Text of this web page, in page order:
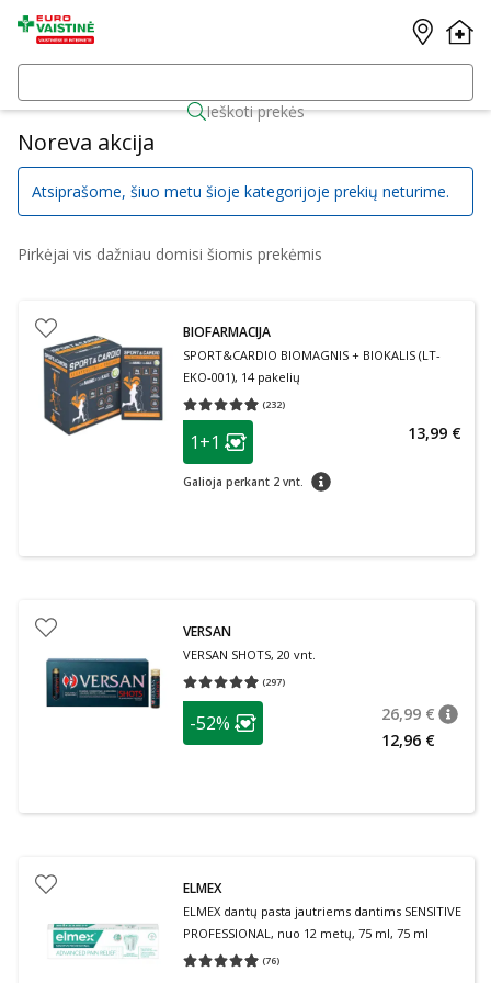
Ieškoti prekės
Noreva akcija
Atsiprašome, šiuo metu šioje kategorijoje prekių neturime.
Pirkėjai vis dažniau domisi šiomis prekėmis
BIOFARMACIJA
SPORT&CARDIO BIOMAGNIS + BIOKALIS (LT-
EKO-001), 14 pakelių
(232)
Vidutinis įvertinimas 4.93
patarimas
Lojalumo klubo narių nuolaida
1+1
Galioja perkant 2 vnt. patarimas
13,99 €
VERSAN
VERSAN SHOTS, 20 vnt.
(297)
Vidutinis įvertinimas 4.93
patarimas
Lojalumo klubo narių nuolaida
-52% 26,99 €
12,96 €
ELMEX
ELMEX dantų pasta jautriems dantims SENSITIVE
PROFESSIONAL, nuo 12 metų, 75 ml, 75 ml
(76)
Vidutinis įvertinimas 4.95